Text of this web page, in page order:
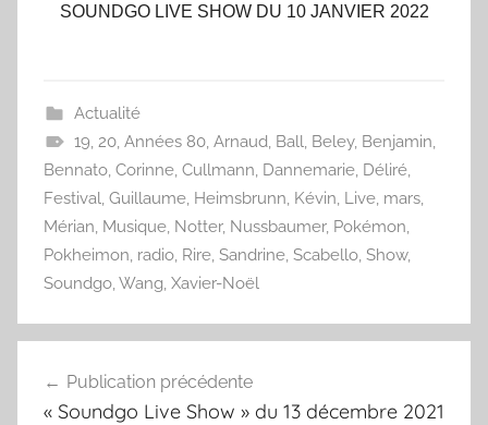
SOUNDGO LIVE SHOW DU 10 JANVIER 2022
Actualité
19, 20, Années 80, Arnaud, Ball, Beley, Benjamin,
Bennato, Corinne, Cullmann, Dannemarie, Déliré,
Festival, Guillaume, Heimsbrunn, Kévin, Live, mars,
Mérian, Musique, Notter, Nussbaumer, Pokémon,
Pokheimon, radio, Rire, Sandrine, Scabello, Show,
Soundgo,Wang, Xavier-Noël
Publication précédente
« Soundgo Live Show » du 13 décembre 2021